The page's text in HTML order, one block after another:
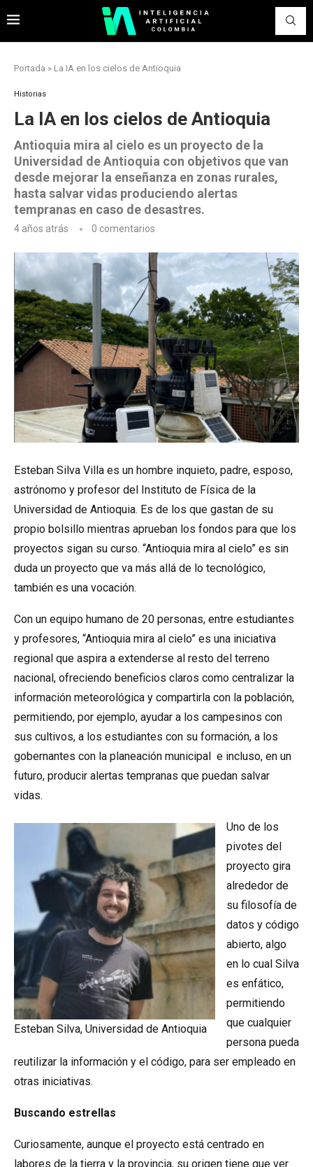
Portada » La IA en los cielos de Antioquia
Historias
La IA en los cielos de Antioquia
Antioquia mira al cielo es un proyecto de la
Universidad de Antioquia con objetivos que van
desde mejorar la enseñanza en zonas rurales,
hasta salvar vidas produciendo alertas
tempranas en caso de desastres.
4 años atrás 0 comentarios
Esteban Silva Villa es un hombre inquieto, padre, esposo,
astrónomo y profesor del Instituto de Física de la
Universidad de Antioquia. Es de los que gastan de su
propio bolsillo mientras aprueban los fondos para que los
proyectos sigan su curso. “Antioquia mira al cielo” es sin
duda un proyecto que va más allá de lo tecnológico,
también es una vocación.
Con un equipo humano de 20 personas, entre estudiantes
y profesores, “Antioquia mira al cielo” es una iniciativa
regional que aspira a extenderse al resto del terreno
nacional, ofreciendo beneficios claros como centralizar la
información meteorológica y compartirla con la población,
permitiendo, por ejemplo, ayudar a los campesinos con
sus cultivos, a los estudiantes con su formación, a los
gobernantes con la planeación municipal e incluso, en un
futuro, producir alertas tempranas que puedan salvar
vidas.
Esteban Silva, Universidad de Antioquia
Uno de los
pivotes del
proyecto gira
alrededor de
su filosofía de
datos y código
abierto, algo
en lo cual Silva
es enfático,
permitiendo
que cualquier
persona pueda
reutilizar la información y el código, para ser empleado en
otras iniciativas.
Buscando estrellas
Curiosamente, aunque el proyecto está centrado en
labores de la tierra y la provincia, su origen tiene que ver